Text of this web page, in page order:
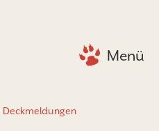
Menü
Deckmeldungen